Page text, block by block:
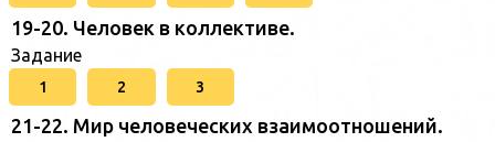
19-20. Человек в коллективе.
Задание
1 2 3
21-22. Мир человеческих взаимоотношений.